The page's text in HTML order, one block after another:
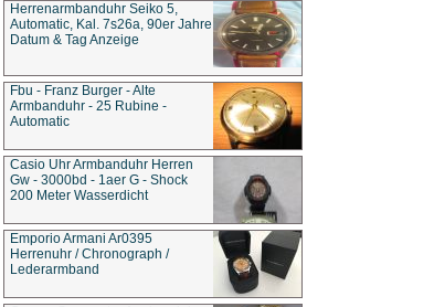
Herrenarmbanduhr Seiko 5,
Automatic, Kal. 7s26a, 90er Jahre
Datum & Tag Anzeige
Fbu - Franz Burger - Alte
Armbanduhr - 25 Rubine -
Automatic
Casio Uhr Armbanduhr Herren
Gw - 3000bd - 1aer G - Shock
200 Meter Wasserdicht
Emporio Armani Ar0395
Herrenuhr / Chronograph /
Lederarmband